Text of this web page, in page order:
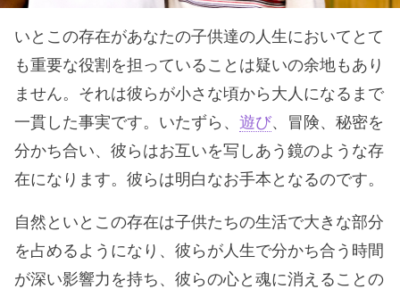
いとこの存在があなたの子供達の人生においてとて
も重要な役割を担っていることは疑いの余地もあり
ません。それは彼らが小さな頃から大人になるまで
一貫した事実です。いたずら、 遊び、冒険、秘密を
分かち合い、彼らはお互いを写しあう鏡のような存
在になります。彼らは明白なお手本となるのです。
自然といとこの存在は子供たちの生活で大きな部分
を占めるようになり、彼らが人生で分かち合う時間
が深い影響力を持ち、彼らの心と魂に消えることの